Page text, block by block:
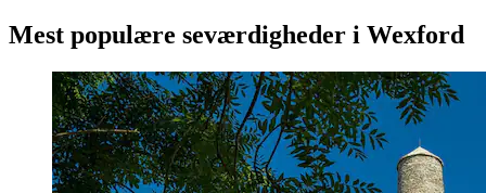
Mest populære seværdigheder i Wexford